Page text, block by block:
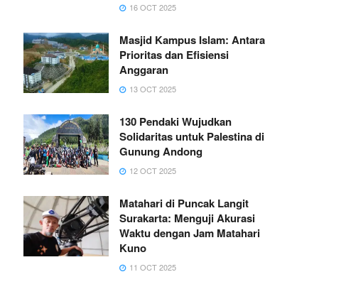
16 OCT 2025
Masjid Kampus Islam: Antara
Prioritas dan Efisiensi
Anggaran
13 OCT 2025
130 Pendaki Wujudkan
Solidaritas untuk Palestina di
Gunung Andong
12 OCT 2025
Matahari di Puncak Langit
Surakarta: Menguji Akurasi
Waktu dengan Jam Matahari
Kuno
11 OCT 2025